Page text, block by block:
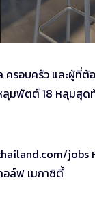
รอบครัว และผู้ที่
มพัตต์ 18 หลุมสุ
อล์ฟ เมกาซิตี้